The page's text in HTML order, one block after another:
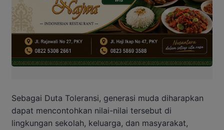
Sebagai Duta Toleransi, generasi muda diharapkan
dapat mencontohkan nilai-nilai tersebut di
lingkungan sekolah, keluarga, dan masyarakat,